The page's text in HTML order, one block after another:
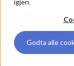
igjen.
Godta alle